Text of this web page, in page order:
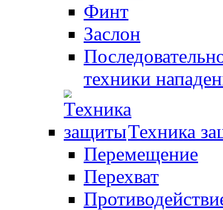
Финт
Заслон
техники
Техника
Перемещение
Перехват